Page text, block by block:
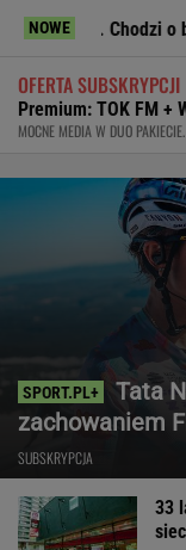
NOWE
o bazy wojskowe
OFERTA SUBSKRYPCJI
Premium: TOK FM +
MOCNE MEDIA W DUO
Tata
zachowaniem
SUBSKRYPCJA
33